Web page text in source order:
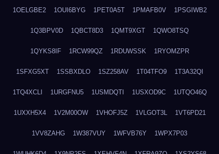
1OELGBE2 1OUI6BYG 1PET0A5T 1PMAFB0V 1PSGIWB2
1Q3BPV0D 1QBCT8D3 1QMT9XGT 1QWO8TSQ
1QYKS8IF 1RCW99QZ 1RDUWSSK 1RYOMZPR
1SFXG5XT 1SSBXDLO 1SZ258AV 1T04TFO9 1T3A32QI
1TQ4XCLI 1URGFNU5 1USMDQTI 1USXOD9C 1UTQO46Q
1UXXH5X4 1V2M00OW 1VHOFJ5Z 1VLGOT3L 1VT6PD21
1VV8ZAHG 1W387VUY 1WFVB76Y 1WPX7P03